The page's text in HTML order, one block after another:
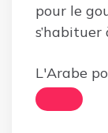
pour le
s’habituer
L'Arabe